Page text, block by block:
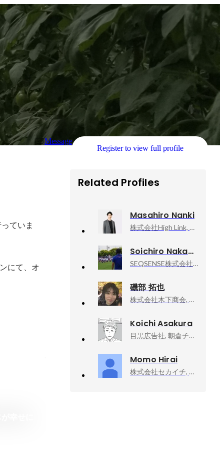
Message
Register to view full profile
ていま
にて、オ
Related Profiles
Masahiro Nanki
株式会社High Link, CEO
Soichiro Nakamura
SEQSENSE株式会社, 代表取締役
磯部 拓也
株式会社木下商会, 不動産仲介事業部
Koichi Asakura
目黒広告社, 朝倉チーム／クリエイティブ・ディレクター
Momo Hirai
株式会社セカイチ, 人事部